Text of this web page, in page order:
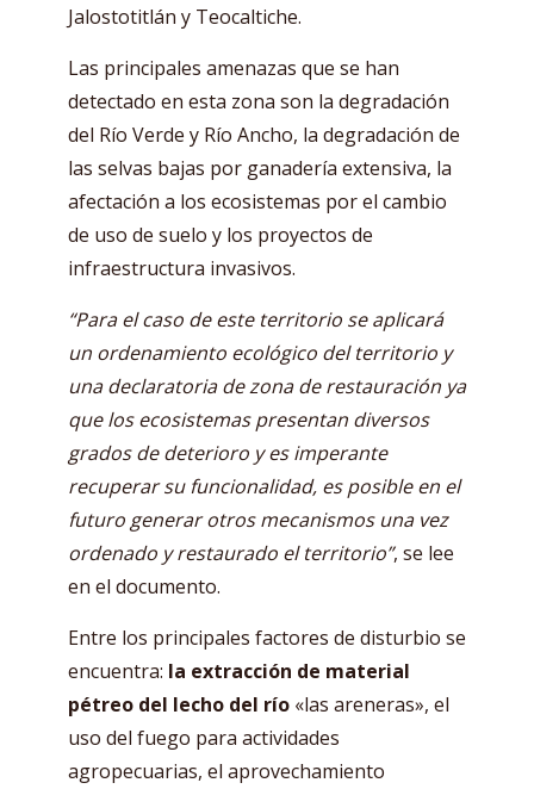
Jalostotitlán y Teocaltiche.
Las principales amenazas que se han
detectado en esta zona son la degradación
del Río Verde y Río Ancho, la degradación de
las selvas bajas por ganadería extensiva, la
afectación a los ecosistemas por el cambio
de uso de suelo y los proyectos de
infraestructura invasivos.
“Para el caso de este territorio se aplicará
un ordenamiento ecológico del territorio y
una declaratoria de zona de restauración ya
que los ecosistemas presentan diversos
grados de deterioro y es imperante
recuperar su funcionalidad, es posible en el
futuro generar otros mecanismos una vez
ordenado y restaurado el territorio”, se lee
en el documento.
Entre los principales factores de disturbio se
encuentra: la extracción de material
pétreo del lecho del río «las areneras», el
uso del fuego para actividades
agropecuarias, el aprovechamiento